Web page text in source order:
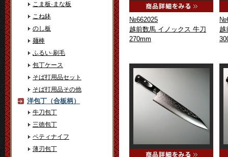
№662025
越前数馬 イノックス 牛刀
270mm
越
こま板·まな板
こね鉢
のし板
麺棒
ふるい·刷毛
包丁ケース
そば打用品セット
そば打用品その他
洋包丁（合板柄）
牛刀包丁
三徳包丁
ペティナイフ
薄刃包丁